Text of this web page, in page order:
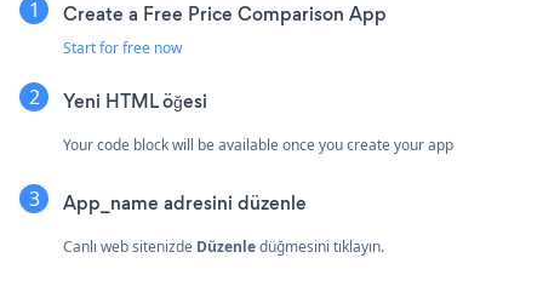
Create a Free Price Comparison App
Start for free now
Yeni HTML öğesi
Your code block will be available once you create your app
App_name adresini düzenle
Canlı web sitenizde Düzenledüğmesini tıklayın.